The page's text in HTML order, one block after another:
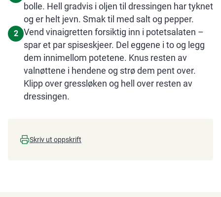
bolle. Hell gradvis i oljen til dressingen har tyknet
og er helt jevn. Smak til med salt og pepper.
2
Vend vinaigretten forsiktig inn i potetsalaten –
spar et par spiseskjeer. Del eggene i to og legg
dem innimellom potetene. Knus resten av
valnøttene i hendene og strø dem pent over.
Klipp over gressløken og hell over resten av
dressingen.
Skriv ut oppskrift